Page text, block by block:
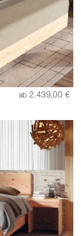
ab 2.439,00 €